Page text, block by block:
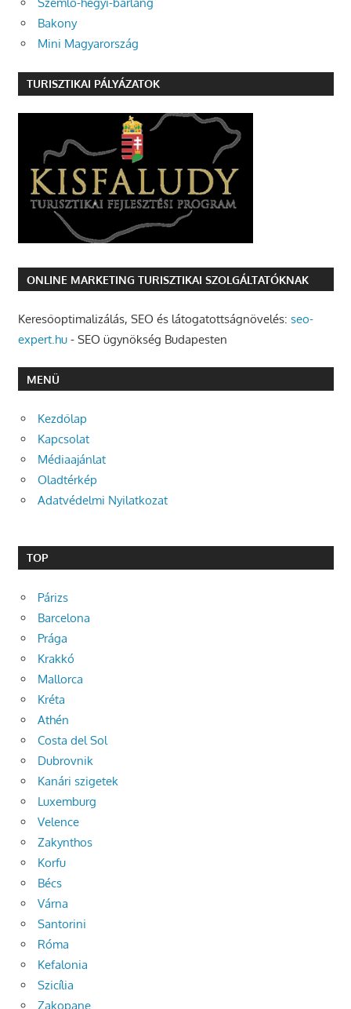
Bakony
Mini Magyarország
TURISZTIKAI PÁLYÁZATOK
ONLINE MARKETING TURISZTIKAI SZOLGÁLTATÓKNAK
Keresőoptimalizálás, SEO és látogatottságnövelés: seo-
expert.hu- SEO ügynökség Budapesten
MENÜ
Kezdőlap
Kapcsolat
Médiaajánlat
Oladtérkép
Adatvédelmi Nyilatkozat
TOP
Párizs
Barcelona
Prága
Krakkó
Mallorca
Kréta
Athén
Costa del Sol
Dubrovnik
Kanári szigetek
Luxemburg
Velence
Zakynthos
Korfu
Bécs
Várna
Santorini
Róma
Kefalonia
Szicília
Zakopane